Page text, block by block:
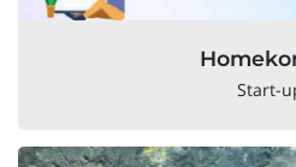
Start-